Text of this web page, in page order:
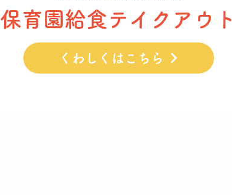
​保育園給食テイクアウト
くわしくはこちら